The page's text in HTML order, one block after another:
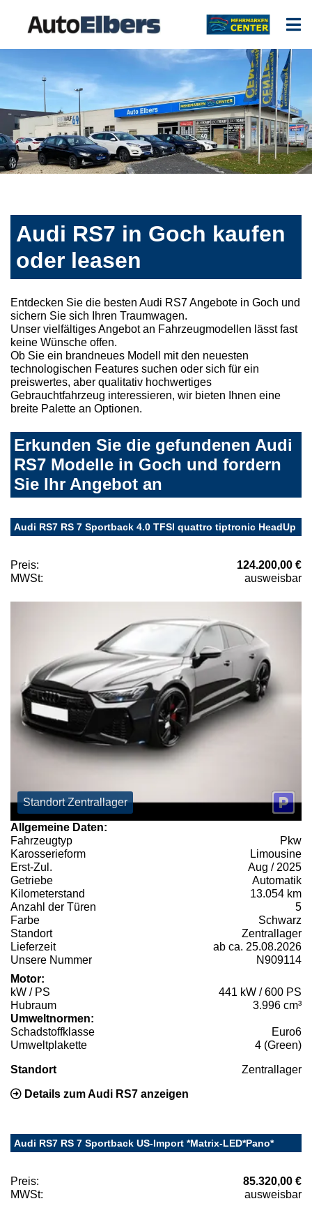
Audi RS7 in Goch kaufen
oder leasen
Entdecken Sie die besten Audi RS7 Angebote in Goch und
sichern Sie sich Ihren Traumwagen.
Unser vielfältiges Angebot an Fahrzeugmodellen lässt fast
keine Wünsche offen.
Ob Sie ein brandneues Modell mit den neuesten
technologischen Features suchen oder sich für ein
preiswertes, aber qualitativ hochwertiges
Gebrauchtfahrzeug interessieren, wir bieten Ihnen eine
breite Palette an Optionen.
Erkunden Sie die gefundenen Audi
RS7 Modelle in Goch und fordern
Sie Ihr Angebot an
Audi RS7 RS 7 Sportback 4.0 TFSI quattro tiptronic HeadUp
Preis:
124.200,00 €
MWSt:
ausweisbar
Standort Zentrallager
Allgemeine Daten:
Fahrzeugtyp
Pkw
Karosserieform
Limousine
Erst-Zul.
Aug / 2025
Getriebe
Automatik
Kilometerstand
13.054 km
Anzahl der Türen
5
Farbe
Schwarz
Standort
Zentrallager
Lieferzeit
ab ca. 25.08.2026
Unsere Nummer
N909114
Motor:
kW / PS
441 kW / 600 PS
Hubraum
3.996 cm³
Umweltnormen:
Schadstoffklasse
Euro6
Umweltplakette
4 (Green)
Standort Zentrallager
Details zum Audi RS7 anzeigen
Audi RS7 RS 7 Sportback US-Import *Matrix-LED*Pano*
Preis:
85.320,00 €
MWSt:
ausweisbar